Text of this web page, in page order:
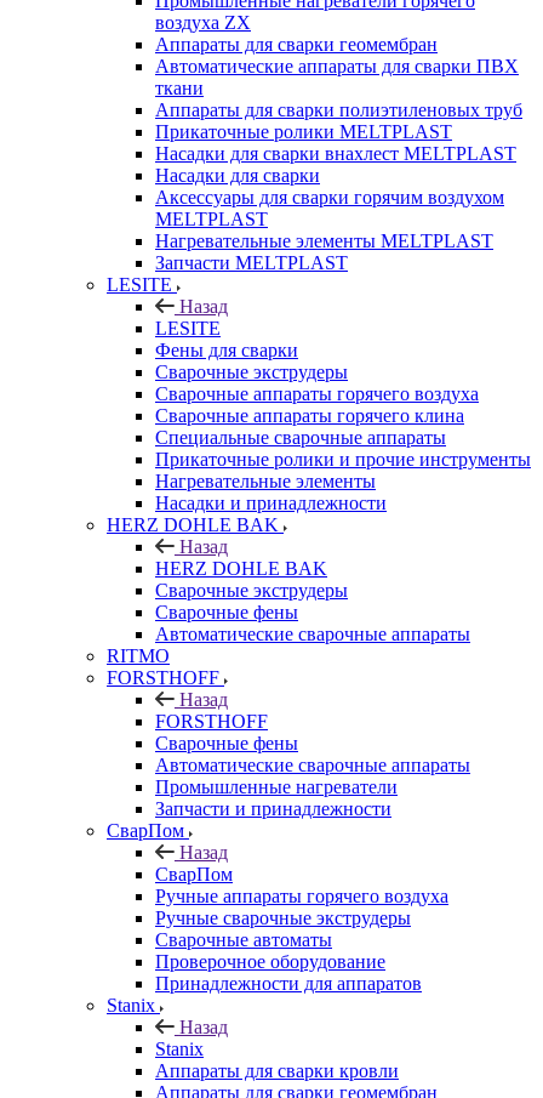
воздуха ZX
Аппараты для сварки геомембран
Автоматические аппараты для сварки ПВХ
ткани
Аппараты для сварки полиэтиленовых труб
Прикаточные ролики MELTPLAST
Насадки для сварки внахлест MELTPLAST
Насадки для сварки
Аксессуары для сварки горячим воздухом
MELTPLAST
Нагревательные элементы MELTPLAST
Запчасти MELTPLAST
LESITE
Назад
LESITE
Фены для сварки
Сварочные экструдеры
Сварочные аппараты горячего воздуха
Сварочные аппараты горячего клина
Специальные сварочные аппараты
Прикаточные ролики и прочие инструменты
Нагревательные элементы
Насадки и принадлежности
HERZ DOHLE BAK
Назад
HERZ DOHLE BAK
Сварочные экструдеры
Сварочные фены
Автоматические сварочные аппараты
RITMO
FORSTHOFF
Назад
FORSTHOFF
Сварочные фены
Автоматические сварочные аппараты
Промышленные нагреватели
Запчасти и принадлежности
СварПом
Назад
СварПом
Ручные аппараты горячего воздуха
Ручные сварочные экструдеры
Сварочные автоматы
Проверочное оборудование
Принадлежности для аппаратов
Stanix
Назад
Stanix
Аппараты для сварки кровли
Аппараты для сварки геомембран